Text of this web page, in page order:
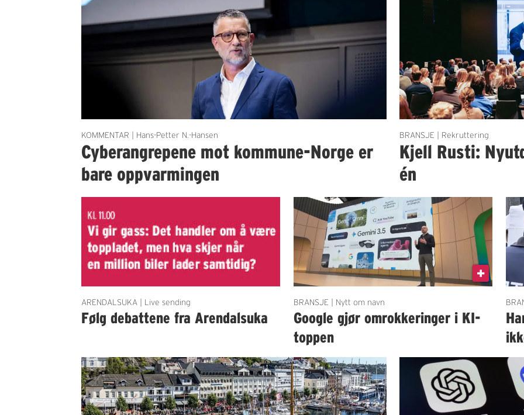
KOMMENTAR | Hans-Petter N.-Hansen
Cyberangrepene mot kommune-Norge er
bare oppvarmingen
BRANSJE | Rekruttering
Kjell Rusti:
én
ARENDALSUKA | Live sending
Følg debattene fra Arendalsuka
BRANSJE | Nytt om navn
Google gjør omrokkeringer i KI-
toppen